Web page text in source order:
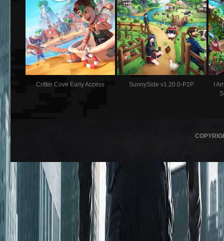
Critter Cove Early Access SunnySide v1.20.0-P2P
I